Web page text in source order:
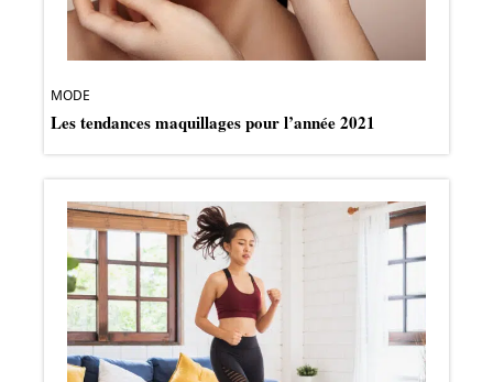
MODE
Les tendances maquillages pour l’année 2021